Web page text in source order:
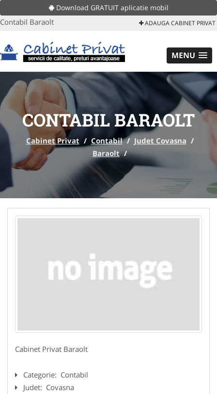
Download GRATUIT aplicatie mobil
Contabil Baraolt ADAUGA CABINET PRIVAT
MENU
CONTABIL BARAOLT
Cabinet Privat / Contabil / Judet Covasna /
Baraolt /
Cabinet Privat Baraolt
Categorie: Contabil
Judet: Covasna